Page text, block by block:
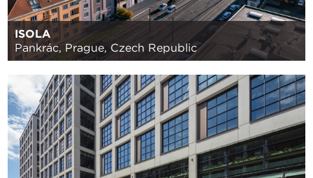
ISOLA
Pankrác, Prague, Czech Republic